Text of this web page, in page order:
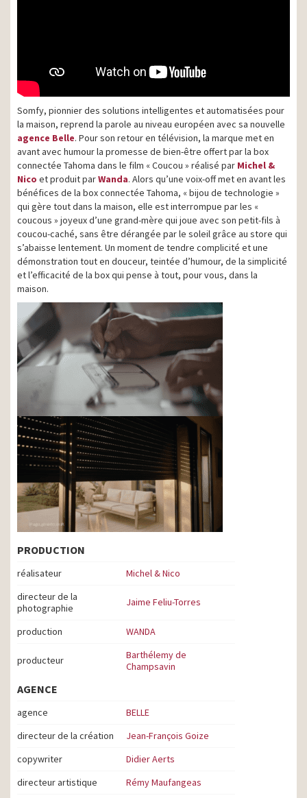
Somfy, pionnier des solutions intelligentes et automatisées pour
la maison, reprend la parole au niveau européen avec sa nouvelle
agence Belle. Pour son retour en télévision, la marque met en
avant avec humour la promesse de bien-être offert par la box
connectée Tahoma dans le film « Coucou » réalisé par Michel &
Nico et produit parWanda. Alors qu’une voix-off met en avant les
bénéfices de la box connectée Tahoma, « bijou de technologie »
qui gère tout dans la maison, elle est interrompue par les «
coucous » joyeux d’une grand-mère qui joue avec son petit-fils à
coucou-caché, sans être dérangée par le soleil grâce au store qui
s’abaisse lentement. Un moment de tendre complicité et une
démonstration tout en douceur, teintée d’humour, de la simplicité
et l’efficacité de la box qui pense à tout, pour vous, dans la
maison.
PRODUCTION
réalisateur
Michel & Nico
directeur de la
photographie
Jaime Feliu-Torres
production WANDA
producteur
Barthélemy de
Champsavin
AGENCE
agence
BELLE
directeur de la création
Jean-François Goize
copywriter
Didier Aerts
directeur artistique
Rémy Maufangeas